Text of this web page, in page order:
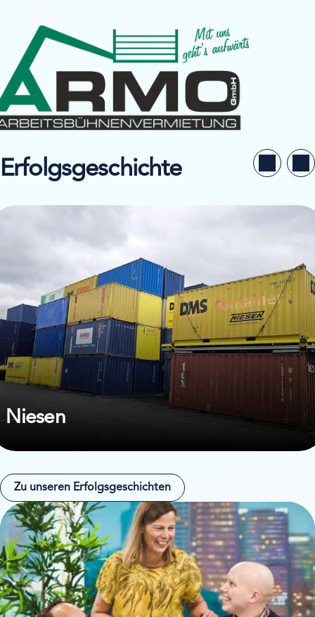
Erfolgsgeschichte
Niesen
ansehen von Niesen
Zu unseren Erfolgsgeschichten